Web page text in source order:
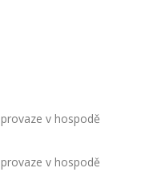
v hospodě
v hospodě